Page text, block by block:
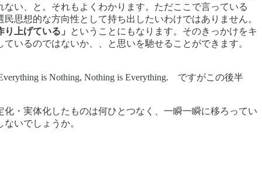
い、と。それもよくわかります。ただここで言っている
思想的な方向性として持ち出したいわけではありません。
上げている」
ということにもなります。そのきっかけをキ
いるのではないか、、と思いを馳せることができます。
is Nothing, Nothing is Everything. ですがこの後半
・実体化したものは何ひとつなく、一瞬一瞬に移ろってい
いでしょうか。